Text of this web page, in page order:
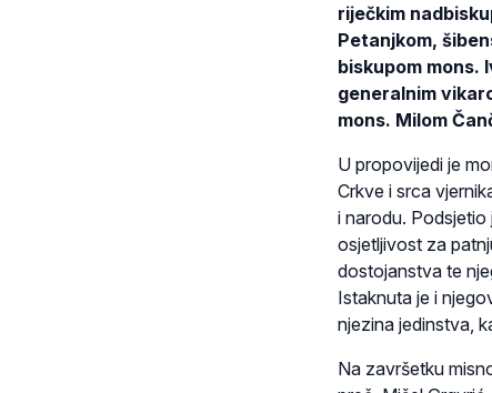
riječkim
Petanjkom,
biskupom mons.
generalnim
mons. Milom
U propovijedi je
Crkve i srca
i narodu.
osjetljivost za
dostojanstva te
Istaknuta je i
njezina jedinstva,
Na završetku